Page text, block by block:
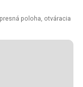
poloha, otváracia